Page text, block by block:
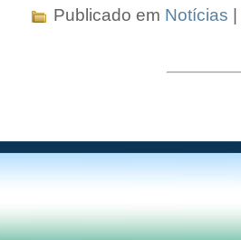
Publicado em Notícias